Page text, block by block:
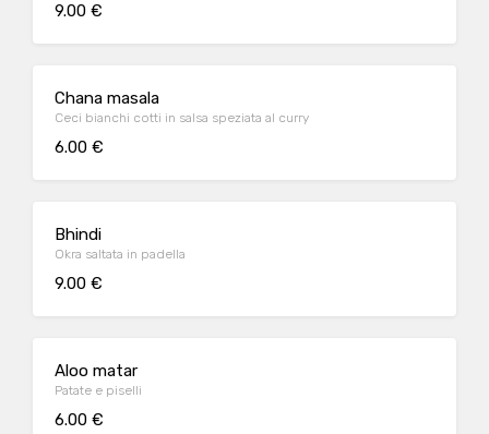
9.00 €
Chana masala
Ceci bianchi cotti in salsa speziata al curry
6.00 €
Bhindi
Okra saltata in padella
9.00 €
Aloo matar
Patate e piselli
6.00 €